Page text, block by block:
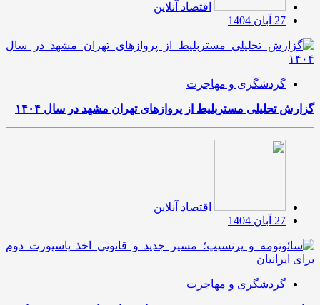
اقتصاد آنلاین
27 آبان 1404
گردشگری و مهاجرت
گزارش تحلیلی مستربلیط از پروازهای تهران مشهد در سال ۱۴۰۴
اقتصاد آنلاین
27 آبان 1404
گردشگری و مهاجرت